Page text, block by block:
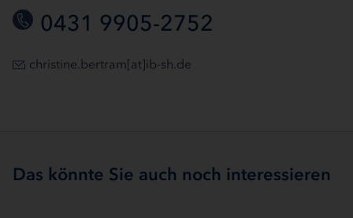
0431 9905-2752
christine.bertram[at]ib-sh.de
Das könnte Sie auch noch interessieren